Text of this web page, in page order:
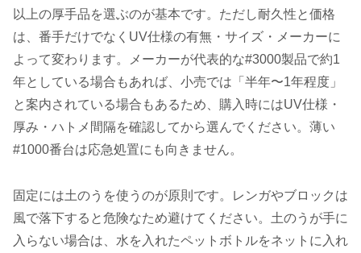
以上の厚手品を選ぶのが基本です。ただし耐久性と価格
は、番手だけでなくUV仕様の有無・サイズ・メーカーに
よって変わります。メーカーが代表的な#3000製品で約1
年としている場合もあれば、小売では「半年〜1年程度」
と案内されている場合もあるため、購入時にはUV仕様・
厚み・ハトメ間隔を確認してから選んでください。薄い
#1000番台は応急処置にも向きません。
固定には土のうを使うのが原則です。レンガやブロックは
風で落下すると危険なため避けてください。土のうが手に
入らない場合は、水を入れたペットボトルをネットに入れ